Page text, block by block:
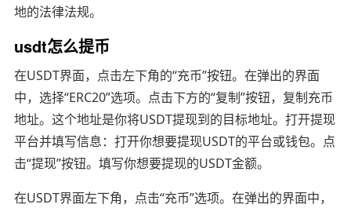
地的法律法规。
usdt怎么提币
在USDT界面，点击左下角的“充币”按钮。在弹出的界面
中，选择“ERC20”选项。点击下方的“复制”按钮，复制充币
地址。这个地址是你将USDT提现到的目标地址。打开提现
平台并填写信息：打开你想要提现USDT的平台或钱包。点
击“提现”按钮。填写你想要提现的USDT金额。
在USDT界面左下角，点击“充币”选项。在弹出的界面中，